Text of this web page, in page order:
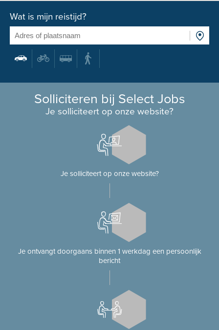
Wat is mijn reistijd?
Solliciteren bij Select Jobs
Je solliciteert op onze website?
Je solliciteert op onze website?
Je ontvangt doorgaans binnen 1 werkdag een persoonlijk
bericht